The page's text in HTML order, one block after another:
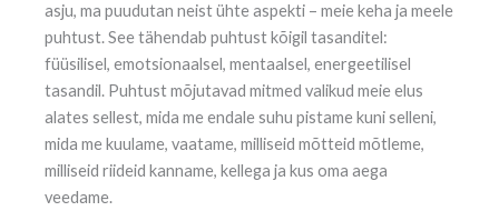
asju, ma puudutan neist ühte aspekti – meie keha ja meele
puhtust. See tähendab puhtust kõigil tasanditel:
füüsilisel, emotsionaalsel, mentaalsel, energeetilisel
tasandil. Puhtust mõjutavad mitmed valikud meie elus
alates sellest, mida me endale suhu pistame kuni selleni,
mida me kuulame, vaatame, milliseid mõtteid mõtleme,
milliseid riideid kanname, kellega ja kus oma aega
veedame.